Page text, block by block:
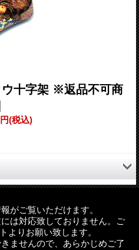
十字架 ※返品不可商
(税込)
投げうって、私財を貧者に分け
ました。
で、生命のしるしとして用いら
がご覧いただけます。
は対応致しておりません。ご
よりお願い致します。
ませんので、あらかじめご了